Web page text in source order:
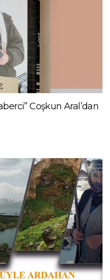
Coşkun Aral’dan